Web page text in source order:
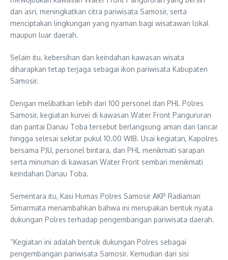
dan asri, meningkatkan citra pariwisata Samosir, serta
menciptakan lingkungan yang nyaman bagi wisatawan lokal
maupun luar daerah.
Selain itu, kebersihan dan keindahan kawasan wisata
diharapkan tetap terjaga sebagai ikon pariwisata Kabupaten
Samosir.
Dengan melibatkan lebih dari 100 personel dan PHL Polres
Samosir, kegiatan kurvei di kawasan Water Front Pangururan
dan pantai Danau Toba tersebut berlangsung aman dan lancar
hingga selesai sekitar pukul 10.00 WIB. Usai kegiatan, Kapolres
bersama PJU, personel bintara, dan PHL menikmati sarapan
serta minuman di kawasan Water Front sembari menikmati
keindahan Danau Toba.
Sementara itu, Kasi Humas Polres Samosir AKP Radiaman
Simarmata menambahkan bahwa ini merupakan bentuk nyata
dukungan Polres terhadap pengembangan pariwisata daerah.
“Kegiatan ini adalah bentuk dukungan Polres sebagai
pengembangan pariwisata Samosir. Kemudian dari sisi